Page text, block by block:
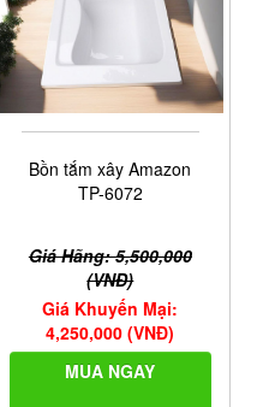
Bồn tắm xây Amazon
TP-6072
Giá Hãng: 5,500,000
(VNĐ)
Giá Khuyến Mại:
4,250,000 (VNĐ)
MUA NGAY